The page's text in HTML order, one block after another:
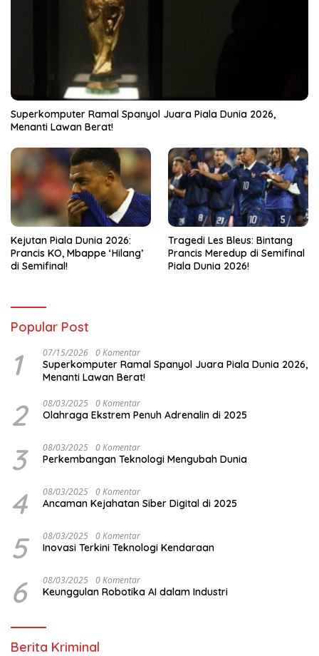
Superkomputer Ramal Spanyol Juara Piala Dunia 2026,
Menanti Lawan Berat!
Kejutan Piala Dunia 2026:
Prancis KO, Mbappe ‘Hilang’
di Semifinal!
Tragedi Les Bleus: Bintang
Prancis Meredup di Semifinal
Piala Dunia 2026!
Popular Post
1 07/15/2026 0 Komentar
Superkomputer Ramal Spanyol Juara Piala Dunia 2026,
Menanti Lawan Berat!
2 08/03/2025 0 Komentar
Olahraga Ekstrem Penuh Adrenalin di 2025
3 08/03/2025 0 Komentar
Perkembangan Teknologi Mengubah Dunia
4 08/03/2025 0 Komentar
Ancaman Kejahatan Siber Digital di 2025
5 08/03/2025 0 Komentar
Inovasi Terkini Teknologi Kendaraan
6 08/03/2025 0 Komentar
Keunggulan Robotika AI dalam Industri
Berita Kriminal